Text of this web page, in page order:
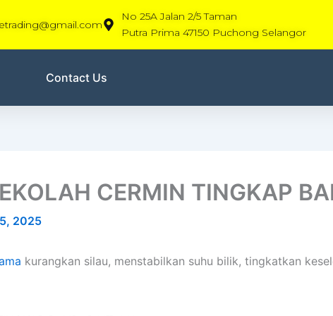
No 25A Jalan 2/5 Taman
Putra Prima 47150 Puchong Selangor
Contact Us
CERMIN TINGKAP
2025
kurangkan silau, menstabilkan suhu bilik, tingkatkan